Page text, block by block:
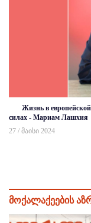
Жизнь в
силах - Мариам Лашхия
27 / მაისი 2024
მოქალაქეების